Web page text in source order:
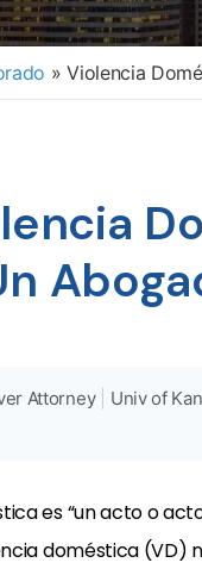
» Violencia
Attorney Univ of
es “un acto o
doméstica